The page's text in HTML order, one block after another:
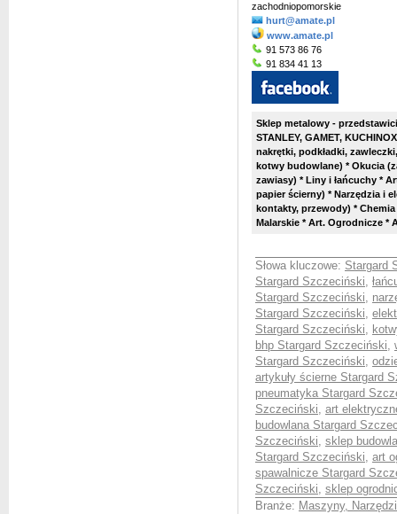
zachodniopomorskie
hurt@amate.pl
www.amate.pl
91 573 86 76
91 834 41 13
Sklep metalowy -
STANLEY, GAMET,
nakrętki, podkładki,
kotwy budowlane) * Okucia
zawiasy) * Liny i łańcuchy *
papier ścierny) * Narzędzia i
kontakty, przewody) *
Malarskie * Art. Ogrodnicze *
Słowa kluczowe: Stargard
Stargard Szczeciński,
Stargard Szczeciński,
Stargard Szczeciński,
Stargard Szczeciński,
bhp Stargard Szczeciński,
Stargard Szczeciński,
artykuły ścierne Stargard
pneumatyka Stargard
Szczeciński, art
budowlana Stargard
Szczeciński, sklep
Stargard Szczeciński, art
spawalnicze Stargard
Szczeciński, sklep
Branże: Maszyny,